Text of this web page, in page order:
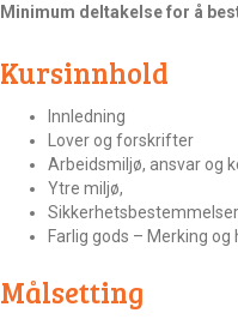
Minimum deltakelse for å
Kursinnhold
Innledning
Lover og forskrifter
Arbeidsmiljø, ansvar og
Ytre miljø,
Farlig gods – Merking og
Målsetting